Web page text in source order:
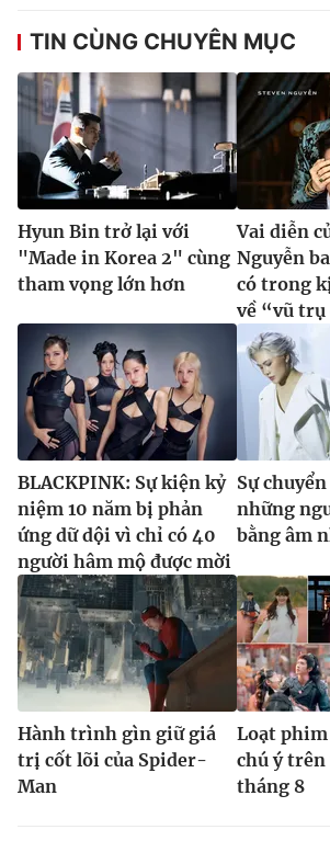
TIN CÙNG CHUYÊN MỤC
Hyun Bin trở lại với
"Made in Korea 2" cùng
tham vọng lớn hơn
Vai diễn
Nguyễn
có trong
về “vũ trụ
BLACKPINK: Sự kiện kỷ
niệm 10 năm bị phản
ứng dữ dội vì chỉ có 40
người hâm mộ được mời
Sự
những
bằng âm
Hành trình gìn giữ giá
trị cốt lõi của Spider-
Man
Loạt phim
chú ý
tháng 8